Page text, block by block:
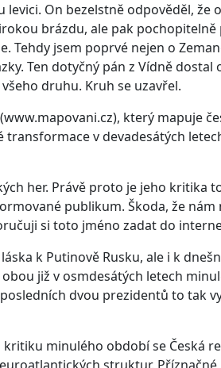
On bezelstně odpověděl, že
brázdu, ale pak
jsem poprvé nejen o
Ten dotyčný pán z Vídně dostal
druhu. Kruh se uzavřel.
www.mapovani.cz), který mapuje
v devadesátých
her. Právě proto je jeho kritika
publikum. Škoda, že
si toto jméno zadat do
k Putinově Rusku, ale i k
již v osmdesátých letech
dvou prezidentů to tak
minulého období se Česká